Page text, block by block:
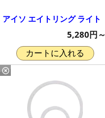
アイソ エイトリング ライト
5,280円～
カートに入れる